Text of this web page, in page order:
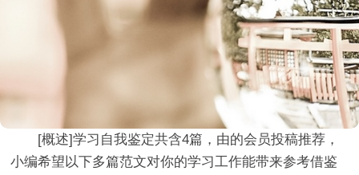
[概述]学习自我鉴定共含4篇，由的会员投稿推荐，
小编希望以下多篇范文对你的学习工作能带来参考借鉴